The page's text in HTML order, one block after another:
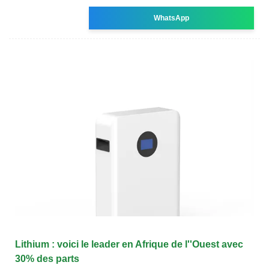
WhatsApp
Lithium : voici le leader en Afrique de l''Ouest avec
30% des parts